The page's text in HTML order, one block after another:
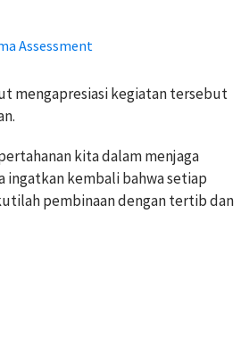
Assessment
mengapresiasi kegiatan tersebut
kita dalam menjaga
ingatkan kembali bahwa setiap
pembinaan dengan tertib dan